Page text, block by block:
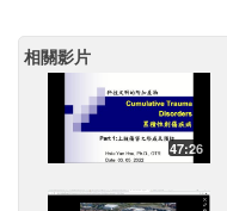
相關影片
47:26